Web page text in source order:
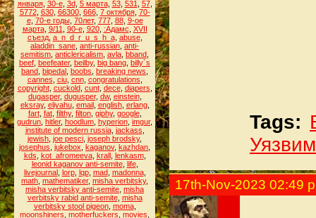
января, 30-е, 3d, 5 марта, 53, 531 57,
5772, 630, 66300, 666, 7 октября, 70-
е, 70-е годы, 70лет, 777, 88, 9-ое
марта, 9/11 90-е, 920, :Адамс XVII
съезд, a_n_d_r_u_s_h_a, abuse,
aladdin_sane anti-russian anti-
semitism anticlericalism avla bband
beef beefeater, beilby, big bang billy`s
band bipedal boobs breaking news
cannes ciu, cnn, congratulations
copyright, cuckold, cunt, dece, diapers
dugasper, dugusper, dw, einstein,
eksray, eliyahu, email, english, erlang,
fart, fat, filthy, filton, giphy, google,
gudrun hitler, hoodlum hyperion imgur,
institute of modern russia, jackass
jewish joe pesci joseph brodsky,
josephus jukebox kaganov, kazhdan
kds kot_afromeeva, krall, lenkasm,
leonid kaganov anti-semite, life,
livejournal, lorp, lqp, mad, madonna,
math mathematiker, misha verbitsky,
misha verbitsky anti-semite misha
verbitsky rabid anti-semite, misha
verbitsky stool pigeon, moma,
moonshiners motherfuckers movies
Tags:
17th-Nov-2023 02:49